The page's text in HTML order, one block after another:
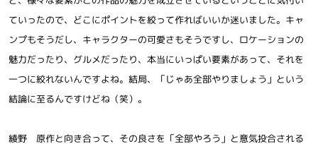
ていったので、どこにポイントを絞って作ればいいか迷いました。キャ
ンプもそうだし、キャラクターの可愛さもそうですし、ロケーションの
魅力だったり、グルメだったり、本当にいっぱい要素があって、それを
一つに絞れないんですよね。結局、「じゃあ全部やりましょう」という
結論に至るんですけどね（笑）。
綾野 原作と向き合って、その良さを「全部やろう」と意気投合される